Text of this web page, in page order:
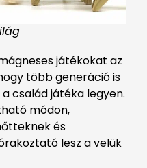
játékokat az
több generáció is
család játéka legyen.
módon,
és
lesz a velük